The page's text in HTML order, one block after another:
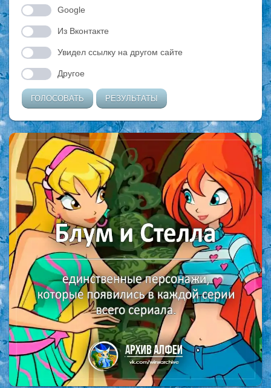
Google
Из Вконтакте
Увидел ссылку на другом сайте
Другое
ГОЛОСОВАТЬ РЕЗУЛЬТАТЫ